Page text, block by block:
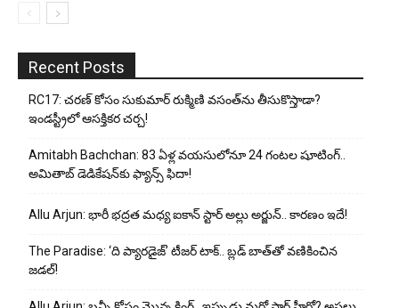
Recent Posts
RC17: చరణ్ కోసం సుకుమార్ రుక్మిణి వసంత్‌ను తీసుకొస్తాడా?
ఇండస్ట్రీలో ఆసక్తికర చర్చ!
Amitabh Bachchan: 83 ఏళ్ల వయసులోనూ 24 గంటల షూటింగ్..
అమితాబ్ డెడికేషన్‌కు ఫ్యాన్స్ ఫిదా!
Allu Arjun: భారీ భద్రత మధ్య ఐకాన్ స్టార్ అల్లు అర్జున్.. కారణం ఇదే!
The Paradise: ‘ది ప్యారడైజ్’ టీజర్ టాక్.. బ్లడ్ బాత్‌తో వణికించిన
జడల్!